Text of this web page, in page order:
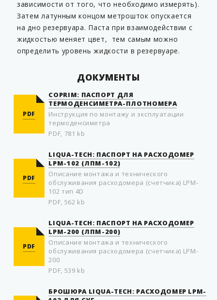
зависимости от того, что необходимо измерять).
Затем латунным концом метрошток опускается
на дно резервуара. Паста при взаимодействии с
жидкостью меняет цвет, тем самым можно
определить уровень жидкости в резервуаре.
ДОКУМЕНТЫ
PDF
COPRIM: ПАСПОРТ ДЛЯ
ТЕРМОДЕНСИМЕТРА-ПЛОТНОМЕРА
Инструкция по монтажу и эксплуатации
термоденсиметра
PDF, 781 kb
PDF
LIQUA-TECH: ПАСПОРТ НА РАСХОДОМЕР
LPM-102 (ЛПМ-102)
Описание монтажа и технического
обслуживания расходомера (счетчика) LPM-
102 тип 4D
PDF, 562 kb
PDF
LIQUA-TECH: ПАСПОРТ НА РАСХОДОМЕР
LPM-200 (ЛПМ-200)
Описание монтажа и технического
обслуживания расходомера (счетчика) LPM-
200
PDF, 539 kb
БРОШЮРА LIQUA-TECH: РАСХОДОМЕР LPM-